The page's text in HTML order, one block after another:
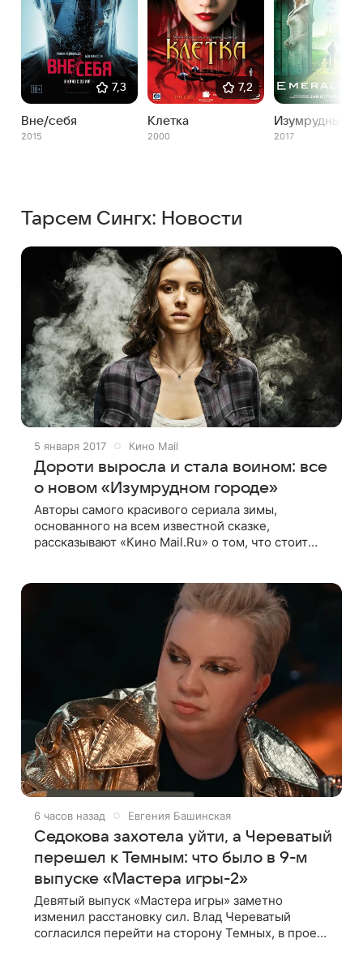
7,3
Вне/себя
2015
7,2
Клетка
2000
Изумрудный
2017
Тарсем Сингх: Новости
5 января 2017 Кино Mail
Дороти выросла и стала воином: все
о новом «Изумрудном городе»
Авторы самого красивого сериала зимы,
основанного на всем известной сказке,
рассказывают «Кино Mail.Ru» о том, что стоит
6 часов назад Евгения Башинская
Седокова захотела уйти, а Череватый
перешел к Темным: что было в 9-м
выпуске «Мастера игры-2»
Девятый выпуск «Мастера игры» заметно
изменил расстановку сил. Влад Череватый
согласился перейти на сторону Темных, в проект